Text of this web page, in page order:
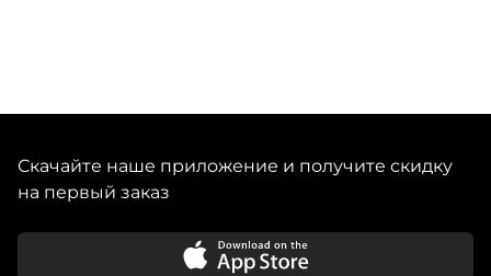
Скачайте наше приложение и получите скидку
на первый заказ